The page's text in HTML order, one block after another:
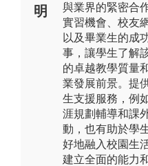
明
與業界的緊密合作
實習機會、校友
以及畢業生的成
事，讓學生了解
的卓越教學質量
業發展前景。提
生支援服務，例
涯規劃輔導和課
動，也有助於學
好地融入校園生
建立全面的能力